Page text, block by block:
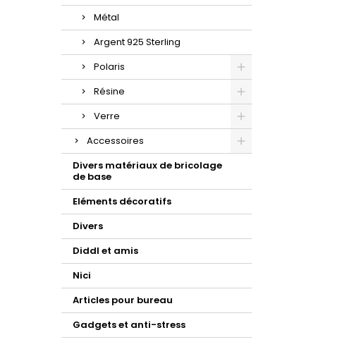
Métal
Argent 925 Sterling
Polaris
Résine
Verre
Accessoires
Divers matériaux de bricolage
de base
Eléments décoratifs
Divers
Diddl et amis
Nici
Articles pour bureau
Gadgets et anti-stress